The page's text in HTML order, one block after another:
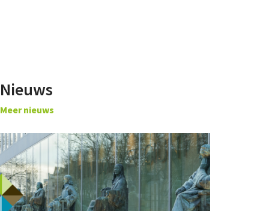
Nieuws
Meer nieuws